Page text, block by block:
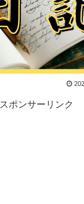
スポンサーリンク